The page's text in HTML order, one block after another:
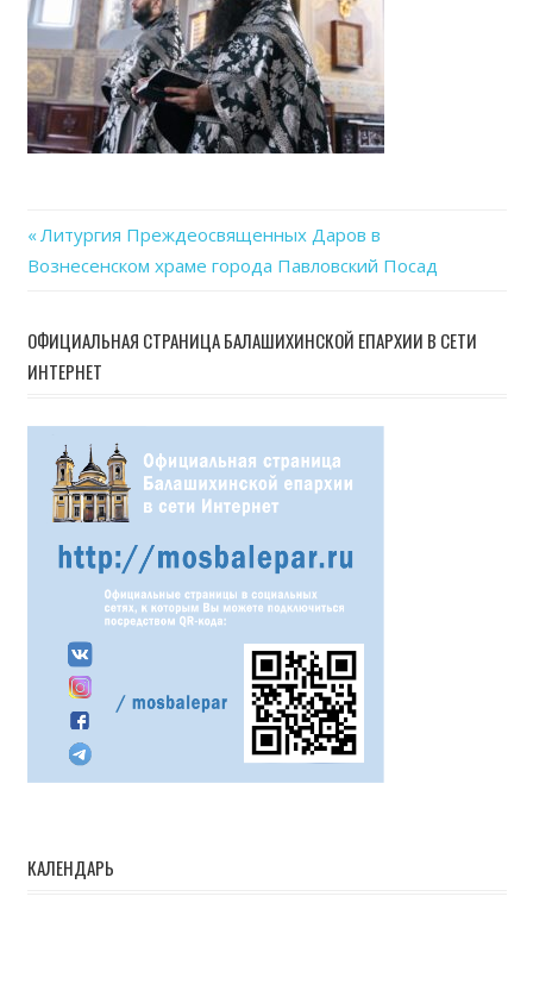
Навигация
записям
Previous
Post:
Литургия Преждеосвященных Даров в
Вознесенском храме города Павловский Посад
ОФИЦИАЛЬНАЯ СТРАНИЦА БАЛАШИХИНСКОЙ ЕПАРХИИ В СЕТИ
ИНТЕРНЕТ
КАЛЕНДАРЬ